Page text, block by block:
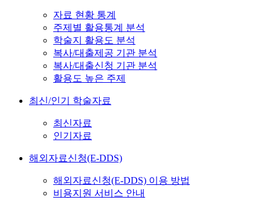
자료 현황 통계
주제별 활용통계 분석
학술지 활용도 분석
복사/대출제공 기관 분석
복사/대출신청 기관 분석
활용도 높은 주제
최신/인기 학술자료
최신자료
인기자료
해외자료신청(E-DDS)
해외자료신청(E-DDS) 이용 방법
비용지원 서비스 안내